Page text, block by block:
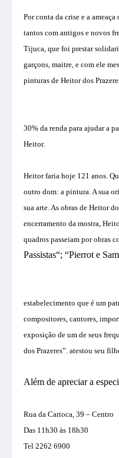
Por conta da crise e a ameaça
tantos com antigos e novos
Tijuca, que foi prestar
garçons, maitre, e com ele
pinturas de Heitor dos
30% da renda para ajudar a
Heitor.
Heitor faria hoje 121 anos.
outro dom: a pintura. A sua
sua arte. As obras de Heitor
encerramento da mostra,
quadros passeiam por obras
Passistas“; “Pierrot e
estabelecimento que é um
compositores, cantores,
exposição de um de seus
dos Prazeres”. atestou seu
Além de apreciar a
Rua da Carioca, 39 – Centro
Das 11h30 às 18h30
Tel 2262 6900